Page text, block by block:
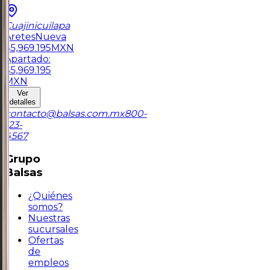
Cuajinicuilapa
AretesNueva
$5,969.195MXN
Apartado:
$5,969.195
MXN
Ver
detalles
contacto@balsas.com.mx800-
123-
4567
Grupo
Balsas
¿Quiénes
somos?
Nuestras
sucursales
Ofertas
de
empleos